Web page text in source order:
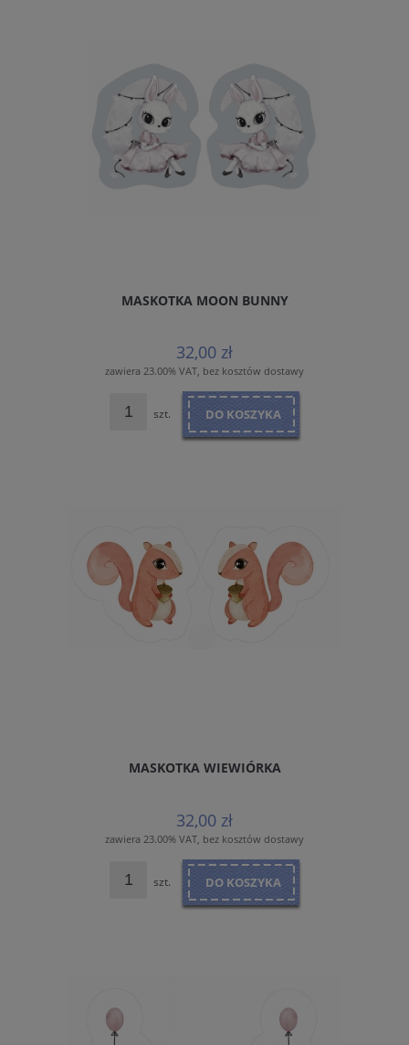
MASKOTKA MOON BUNNY
32,00 zł
zawiera 23.00% VAT, bez kosztów dostawy
szt. DO KOSZYKA
MASKOTKA WIEWIÓRKA
32,00 zł
zawiera 23.00% VAT, bez kosztów dostawy
szt. DO KOSZYKA